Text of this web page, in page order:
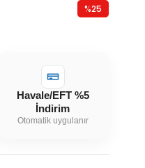
%25
Havale/EFT %5
İndirim
Otomatik uygulanır